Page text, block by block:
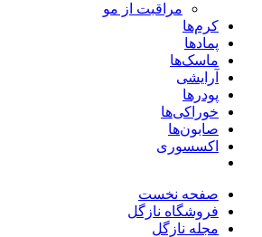
مراقبت از مو
کرم‌ها
پمادها
ماسک‌ها
آرایشی
پودرها
خوراکی‌ها
صابون‌ها
اکسسوری
صفحه نخست
فروشگاه نازگل
مجله نازگل